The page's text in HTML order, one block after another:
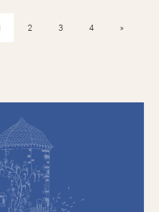
2 3 4 »